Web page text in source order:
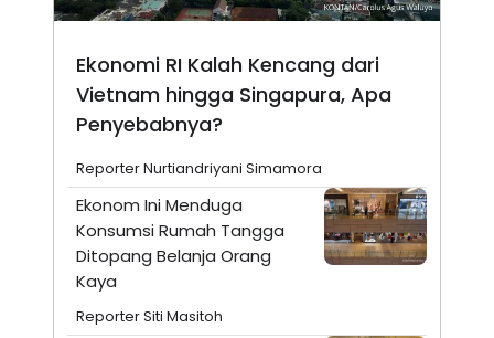
Ekonomi RI Kalah Kencang dari
Vietnam hingga Singapura, Apa
Penyebabnya?
Reporter Nurtiandriyani Simamora
Ekonom Ini Menduga
Konsumsi Rumah Tangga
Ditopang Belanja Orang
Kaya
Reporter Siti Masitoh